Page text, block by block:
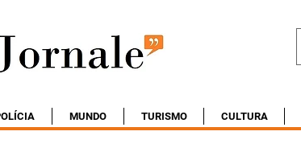
MUNDO TURISMO CULTURA